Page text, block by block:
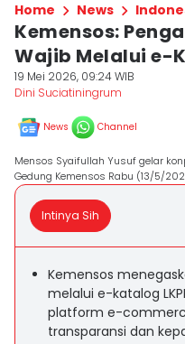
Home News
Kemensos:
Wajib Melalui e-
19 Mei 2026, 09:24 WIB
Dini Suciatiningrum
News Channel
Mensos Syaifullah Yusuf gelar
Gedung Kemensos Rabu (13/5/
Intinya Sih
Kemensos
melalui e-katalog
platform e-
transparansi dan